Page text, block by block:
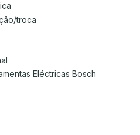
troca
Eléctricas Bosch